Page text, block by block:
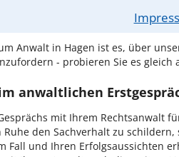
Sie sich zurückrufen
Anwalt in Hagen ist es, über
- probieren Sie es gleich
anwaltlichen
mit Ihrem Rechtsanwalt
den Sachverhalt zu
Fall und Ihren Erfolgsaussichten